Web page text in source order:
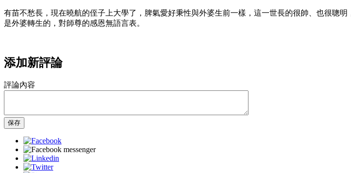
有苗不愁長，現在曉航的侄子上大學了，脾氣愛好秉性與外婆生前一樣，這一世長的很帥、也很聰
是外婆轉生的，對師尊的感恩無語言表。
添加新評論
評論內容
保存